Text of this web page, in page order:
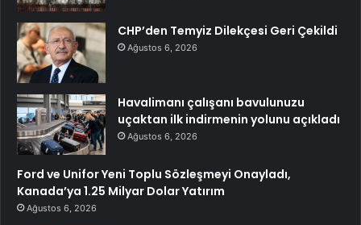
CHP’den Temyiz Dilekçesi Geri Çekildi
Ağustos 6, 2026
Havalimanı çalışanı bavulunuzu
uçaktan ilk indirmenin yolunu açıkladı
Ağustos 6, 2026
Ford ve Unifor Yeni Toplu Sözleşmeyi Onayladı,
Kanada’ya 1.25 Milyar Dolar Yatırım
Ağustos 6, 2026